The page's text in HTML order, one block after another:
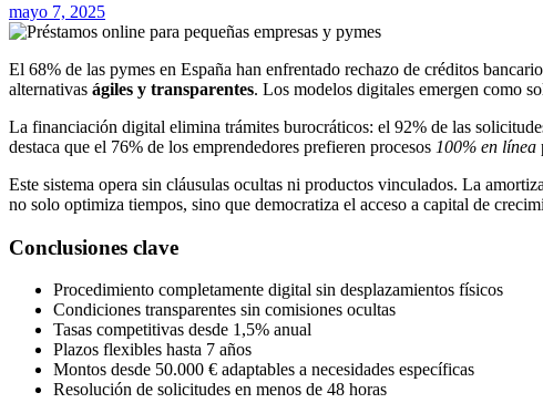
mayo 7, 2025
El 68% de las pymes en España han enfrentado rechazo de créditos bancarios en los últimos dos años. Esta cifra revela una brecha crítica en el acceso a financiación tradicional, impulsando la demanda de
alternativas ágiles y transparentes. Los modelos digitales emergen como
La financiación digital elimina trámites burocráticos: el 92% de las
destaca que el 76% de los emprendedores prefieren procesos 100% en línea
Este sistema opera sin cláusulas ocultas ni productos vinculados. La
no solo optimiza tiempos, sino que democratiza el acceso a capital de
Conclusiones clave
Procedimiento completamente digital sin desplazamientos físicos
Condiciones transparentes sin comisiones ocultas
Tasas competitivas desde 1,5% anual
Plazos flexibles hasta 7 años
Montos desde 50.000 € adaptables a necesidades específicas
Resolución de solicitudes en menos de 48 horas